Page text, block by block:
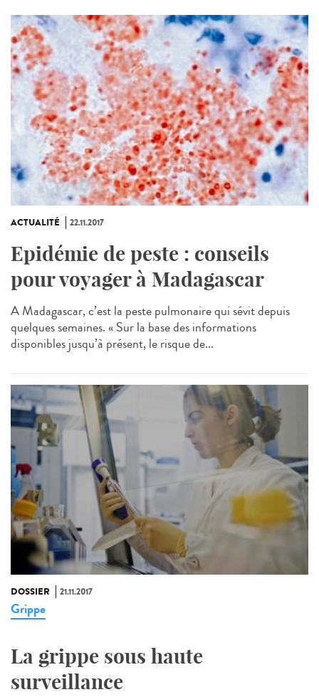
ACTUALITÉ 22.11.2017
Epidémie de peste : conseils
pour voyager à Madagascar
A Madagascar, c’est la peste pulmonaire qui sévit depuis
quelques semaines. « Sur la base des informations
disponibles jusqu’à présent, le risque de...
DOSSIER 21.11.2017
Grippe
La grippe sous haute
surveillance